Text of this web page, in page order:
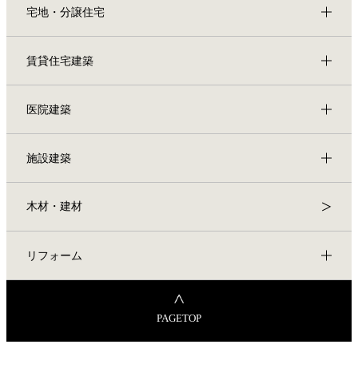
宅地・分譲住宅
賃貸住宅建築
医院建築
施設建築
木材・建材
リフォーム
PAGETOP